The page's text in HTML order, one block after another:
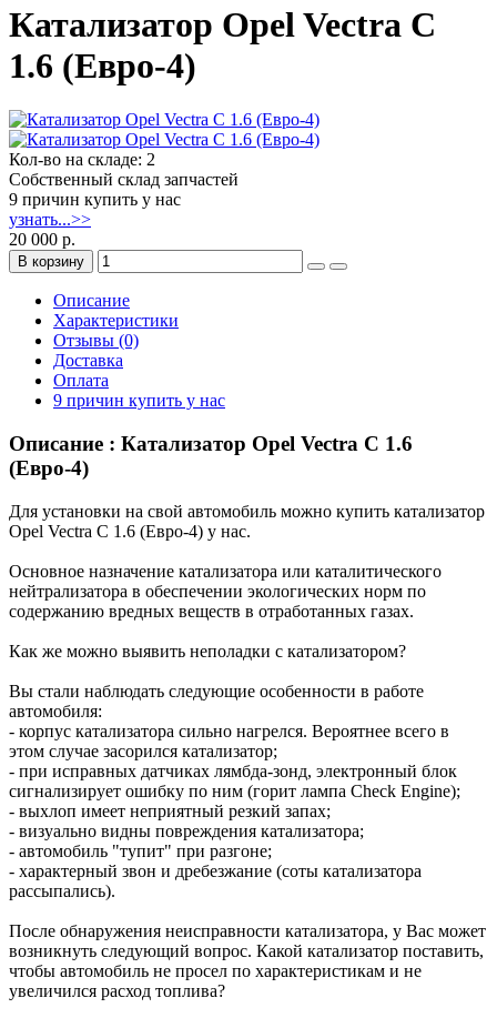
Катализатор Opel Vectra C
1.6 (Евро-4)
Кол-во на складе: 2
Собственный склад запчастей
9 причин купить у нас
узнать...>>
20 000 р.
В корзину
Описание
Характеристики
Отзывы (0)
Доставка
Оплата
9 причин купить у нас
Описание : Катализатор Opel Vectra C 1.6
(Евро-4)
Для установки на свой автомобиль можно купить катализатор
Opel Vectra C 1.6 (Евро-4) у нас.
Основное назначение катализатора или каталитического
нейтрализатора в обеспечении экологических норм по
содержанию вредных веществ в отработанных газах.
Как же можно выявить неполадки с катализатором?
Вы стали наблюдать следующие особенности в работе
автомобиля:
- корпус катализатора сильно нагрелся. Вероятнее всего в
этом случае засорился катализатор;
- при исправных датчиках лямбда-зонд, электронный блок
сигнализирует ошибку по ним (горит лампа Check Engine);
- выхлоп имеет неприятный резкий запах;
- визуально видны повреждения катализатора;
- автомобиль "тупит" при разгоне;
- характерный звон и дребезжание (соты катализатора
рассыпались).
После обнаружения неисправности катализатора, у Вас может
возникнуть следующий вопрос. Какой катализатор поставить,
чтобы автомобиль не просел по характеристикам и не
увеличился расход топлива?